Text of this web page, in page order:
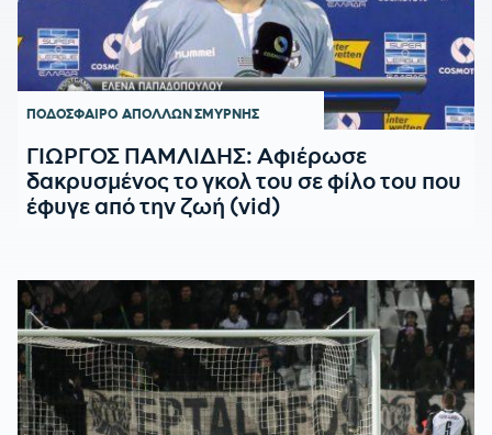
ΠΟΔΟΣΦΑΙΡΟ ΑΠΟΛΛΩΝ ΣΜΥΡΝΗΣ
ΓΙΩΡΓΟΣ ΠΑΜΛΙΔΗΣ: Αφιέρωσε
δακρυσμένος το γκολ του σε φίλο του που
έφυγε από την ζωή (vid)